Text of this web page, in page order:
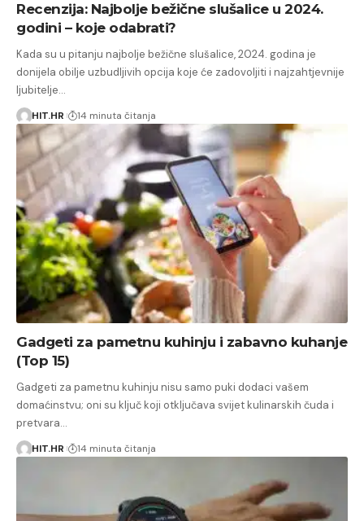
Recenzija: Najbolje bežične slušalice u 2024.
godini – koje odabrati?
Kada su u pitanju najbolje bežične slušalice, 2024. godina je
donijela obilje uzbudljivih opcija koje će zadovoljiti i najzahtjevnije
ljubitelje…
HIT.HR 14 minuta čitanja
Gadgeti za pametnu kuhinju i zabavno kuhanje
(Top 15)
Gadgeti za pametnu kuhinju nisu samo puki dodaci vašem
domaćinstvu; oni su ključ koji otključava svijet kulinarskih čuda i
pretvara…
HIT.HR 14 minuta čitanja